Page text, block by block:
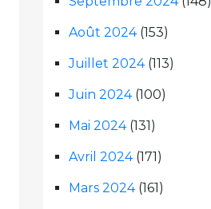
Août 2024(153)
Juillet 2024(113)
Juin 2024(100)
Mai 2024(131)
Avril 2024(171)
Mars 2024(161)